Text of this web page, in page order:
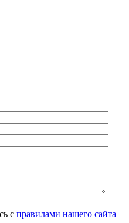
с правилами нашего сайта